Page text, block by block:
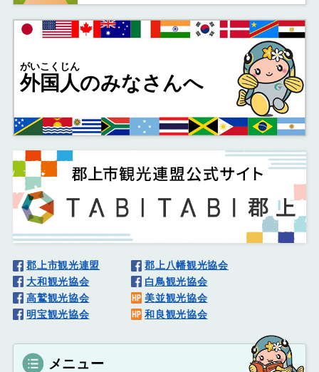
外国人
がいこくじん
のみなさんへ
郡上市観光連盟
郡上八幡観光協会
大和観光協会
白鳥観光協会
高鷲観光協会
美並観光協会
明宝観光協会
和良観光協会
メニュー